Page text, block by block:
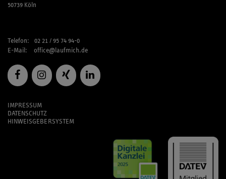
50739 Köln
Telefon: 02 21 / 95 74 94-0
E-Mail: office@laufmich.de
IMPRESSUM
DATENSCHUTZ
HINWEISGEBERSYSTEM